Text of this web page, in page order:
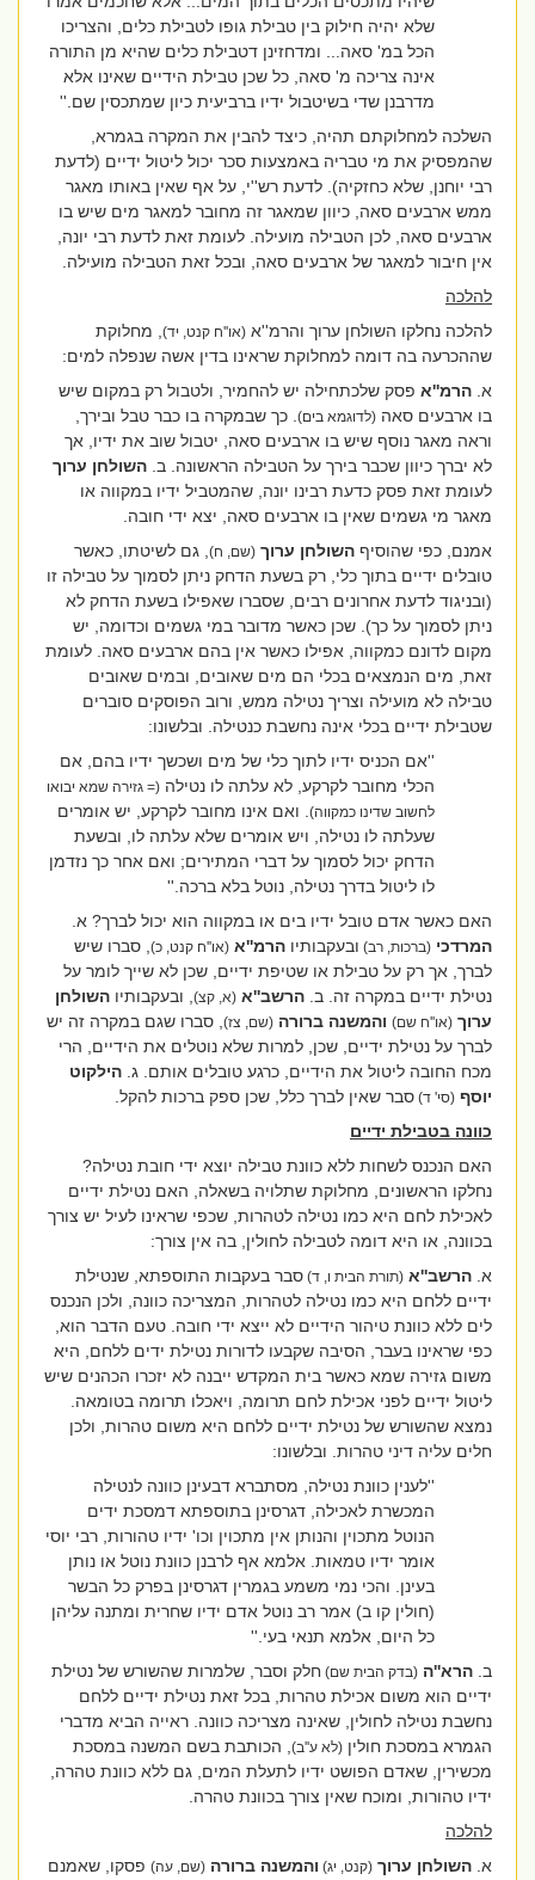
שלא יהיה חילוק בין טבילת גופו לטבילת כלים, והצריכו
הכל במ' סאה... ומדחזינן דטבילת כלים שהיא מן התורה
אינה צריכה מ' סאה, כל שכן טבילת הידיים שאינו אלא
מדרבנן שדי בשיטבול ידיו ברביעית כיון שמתכסין שם.''
השלכה למחלוקתם תהיה, כיצד להבין את המקרה בגמרא,
שהמפסיק את מי טבריה באמצעות סכר יכול ליטול ידיים (לדעת
רבי יוחנן, שלא כחזקיה). לדעת רש''י, על אף שאין באותו מאגר
ממש ארבעים סאה, כיוון שמאגר זה מחובר למאגר מים שיש בו
ארבעים סאה, לכן הטבילה מועילה. לעומת זאת לדעת רבי יונה,
אין חיבור למאגר של ארבעים סאה, ובכל זאת הטבילה מועילה.
להלכה
להלכה נחלקו השולחן ערוך והרמ''א(או''ח קנט, יד) , מחלוקת
שההכרעה בה דומה למחלוקת שראינו בדין אשה שנפלה למים:
א.הרמ''אפסק שלכתחילה יש להחמיר, ולטבול רק במקום שיש
בו ארבעים סאה(לדוגמא בים). כך שבמקרה בו כבר טבל ובירך,
וראה מאגר נוסף שיש בו ארבעים סאה, יטבול שוב את ידיו, אך
לא יברך כיוון שכבר בירך על הטבילה הראשונה. ב.השולחן ערוך
לעומת זאת פסק כדעת רבינו יונה, שהמטביל ידיו במקווה או
מאגר מי גשמים שאין בו ארבעים סאה, יצא ידי חובה.
אמנם, כפי שהוסיףהשולחן ערוך (שם, ח) , גם לשיטתו, כאשר
טובלים ידיים בתוך כלי, רק בשעת הדחק ניתן לסמוך על טבילה זו
(ובניגוד לדעת אחרונים רבים, שסברו שאפילו בשעת הדחק לא
ניתן לסמוך על כך). שכן כאשר מדובר במי גשמים וכדומה, יש
מקום לדונם כמקווה, אפילו כאשר אין בהם ארבעים סאה. לעומת
זאת, מים הנמצאים בכלי הם מים שאובים, ובמים שאובים
טבילה לא מועילה וצריך נטילה ממש, ורוב הפוסקים סוברים
שטבילת ידיים בכלי אינה נחשבת כנטילה. ובלשונו:
''אם הכניס ידיו לתוך כלי של מים ושכשך ידיו בהם, אם
הכלי מחובר לקרקע, לא עלתה לו נטילה(= גזירה שמא יבואו
לחשוב שדינו כמקווה). ואם אינו מחובר לקרקע, יש אומרים
שעלתה לו נטילה, ויש אומרים שלא עלתה לו, ובשעת
הדחק יכול לסמוך על דברי המתירים; ואם אחר כך נזדמן
לו ליטול בדרך נטילה, נוטל בלא ברכה.''
האם כאשר אדם טובל ידיו בים או במקווה הוא יכול לברך? א.
המרדכי (ברכות, רב)ובעקבותיוהרמ''א(או''ח קנט, כ) , סברו שיש
לברך, אך רק על טבילת או שטיפת ידיים, שכן לא שייך לומר על
נטילת ידיים במקרה זה. ב.הרשב''א (א, קצ), ובעקבותיוהשולחן
ערוך(או''ח שם) והמשנה ברורה(שם, צז) , סברו שגם במקרה זה יש
לברך על נטילת ידיים, שכן, למרות שלא נוטלים את הידיים, הרי
מכח החובה ליטול את הידיים, כרגע טובלים אותם. ג. הילקוט
יוסף (סי' ד) סבר שאין לברך כלל, שכן ספק ברכות להקל.
כוונה בטבילת ידיים
האם הנכנס לשחות ללא כוונת טבילה יוצא ידי חובת נטילה?
נחלקו הראשונים, מחלוקת שתלויה בשאלה, האם נטילת ידיים
לאכילת לחם היא כמו נטילה לטהרות, שכפי שראינו לעיל יש צורך
בכוונה, או היא דומה לטבילה לחולין, בה אין צורך:
א.הרשב''א (תורת הבית ו, ד) סבר בעקבות התוספתא, שנטילת
ידיים ללחם היא כמו נטילה לטהרות, המצריכה כוונה, ולכן הנכנס
לים ללא כוונת טיהור הידיים לא ייצא ידי חובה. טעם הדבר הוא,
כפי שראינו בעבר, הסיבה שקבעו לדורות נטילת ידים ללחם, היא
משום גזירה שמא כאשר בית המקדש ייבנה לא יזכרו הכהנים שיש
ליטול ידיים לפני אכילת לחם תרומה, ויאכלו תרומה בטומאה.
נמצא שהשורש של נטילת ידיים ללחם היא משום טהרות, ולכן
חלים עליה דיני טהרות. ובלשונו:
''לענין כוונת נטילה, מסתברא דבעינן כוונה לנטילה
המכשרת לאכילה, דגרסינן בתוספתא דמסכת ידים
הנוטל מתכוין והנותן אין מתכוין וכו' ידיו טהורות, רבי יוסי
אומר ידיו טמאות. אלמא אף לרבנן כוונת נוטל או נותן
בעינן. והכי נמי משמע בגמרין דגרסינן בפרק כל הבשר
(חולין קו ב) אמר רב נוטל אדם ידיו שחרית ומתנה עליהן
כל היום, אלמא תנאי בעי.''
ב.הרא''ה (בדק הבית שם)חלק וסבר, שלמרות שהשורש של נטילת
ידיים הוא משום אכילת טהרות, בכל זאת נטילת ידיים ללחם
נחשבת נטילה לחולין, שאינה מצריכה כוונה. ראייה הביא מדברי
הגמרא במסכת חולין(לא ע''ב), הכותבת בשם המשנה במסכת
מכשירין, שאדם הפושט ידיו לתעלת המים, גם ללא כוונת טהרה,
ידיו טהורות, ומוכח שאין צורך בכוונת טהרה.
להלכה
א.השולחן ערוך(קנט, יג) והמשנה ברורה(שם, עה)פסקו, שאמנם